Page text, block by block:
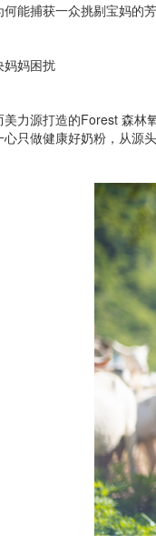
能捕获一众挑剔宝妈的
妈妈困扰
力源打造的Forest 森
只做健康好奶粉，从源